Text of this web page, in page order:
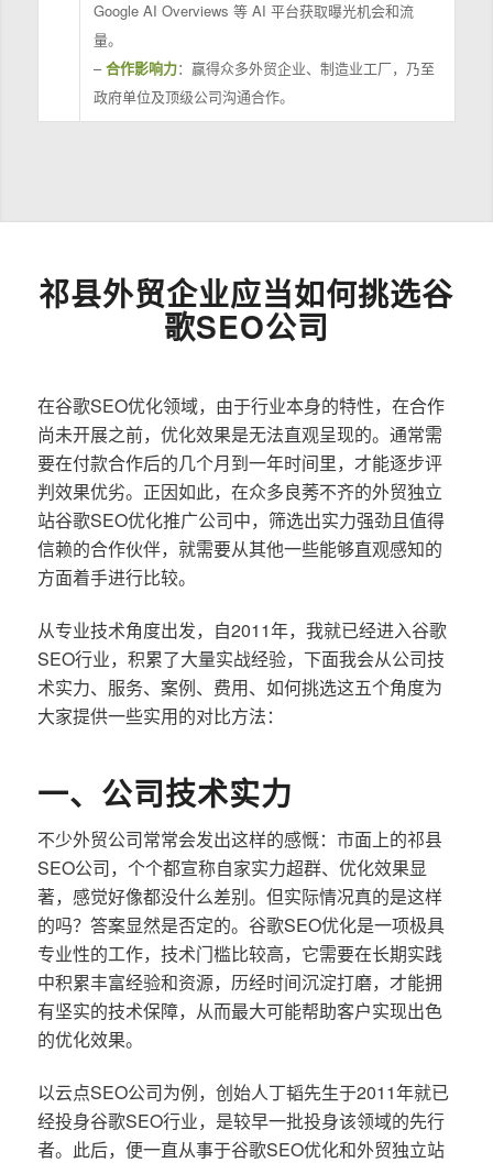
Google AI Overviews 等 AI 平台获取曝光机会和流
量。
–合作影响力：赢得众多外贸企业、制造业工厂，乃至
政府单位及顶级公司沟通合作。
祁县外贸企业应当如何挑选谷
歌SEO公司
在谷歌SEO优化领域，由于行业本身的特性，在合作
尚未开展之前，优化效果是无法直观呈现的。通常需
要在付款合作后的几个月到一年时间里，才能逐步评
判效果优劣。正因如此，在众多良莠不齐的外贸独立
站谷歌SEO优化推广公司中，筛选出实力强劲且值得
信赖的合作伙伴，就需要从其他一些能够直观感知的
方面着手进行比较。
从专业技术角度出发，自2011年，我就已经进入谷歌
SEO行业，积累了大量实战经验，下面我会从公司技
术实力、服务、案例、费用、如何挑选这五个角度为
大家提供一些实用的对比方法：
一、公司技术实力
不少外贸公司常常会发出这样的感慨：市面上的祁县
SEO公司，个个都宣称自家实力超群、优化效果显
著，感觉好像都没什么差别。但实际情况真的是这样
的吗？答案显然是否定的。谷歌SEO优化是一项极具
专业性的工作，技术门槛比较高，它需要在长期实践
中积累丰富经验和资源，历经时间沉淀打磨，才能拥
有坚实的技术保障，从而最大可能帮助客户实现出色
的优化效果。
以云点SEO公司为例，创始人丁韬先生于2011年就已
经投身谷歌SEO行业，是较早一批投身该领域的先行
者。此后，便一直从事于谷歌SEO优化和外贸独立站